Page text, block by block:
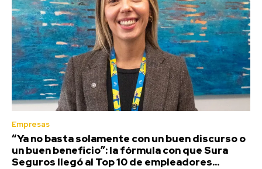
Empresas
“Ya no basta solamente con un buen discurso o
un buen beneficio”: la fórmula con que Sura
Seguros llegó al Top 10 de empleadores...